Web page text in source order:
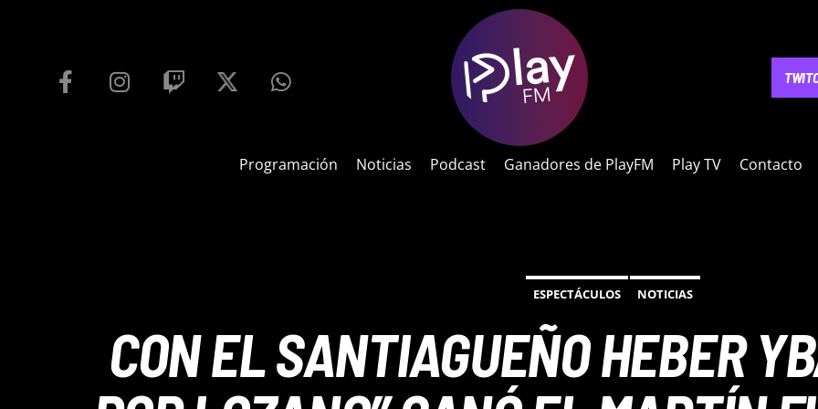
Programación Noticias Podcast Ganadores de PlayFM Play TV Contacto
NOTICIAS
ESPECTÁCULOS NOTICIAS
CON EL SANTIAGUEÑO HEBER